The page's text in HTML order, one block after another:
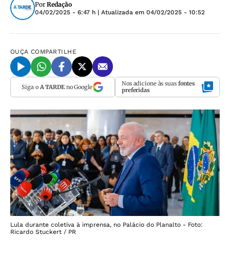
Por Redação
04/02/2025 - 6:47 h | Atualizada em 04/02/2025 - 10:52
OUÇA COMPARTILHE
Siga o A TARDEno Google Nos adicione às suas fontes
preferidas
Lula durante coletiva à imprensa, no Palácio do Planalto - Foto:
Ricardo Stuckert / PR